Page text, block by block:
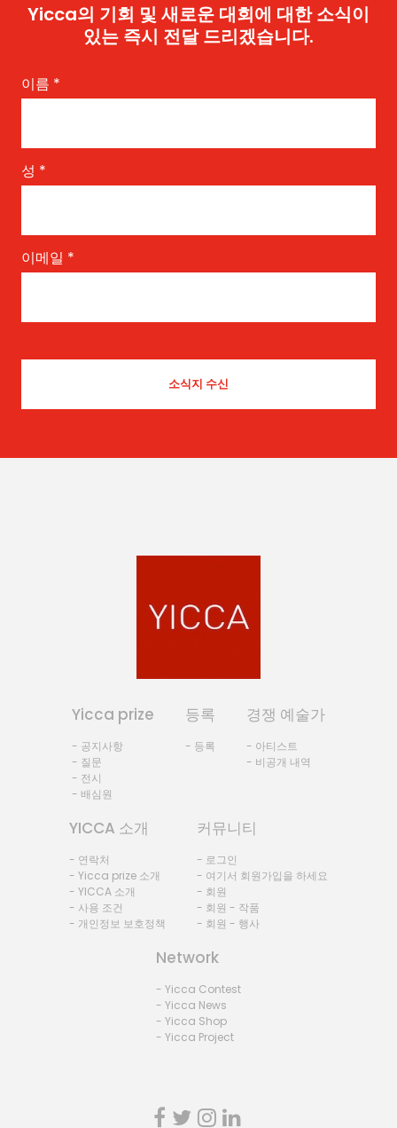
Yicca의 기회 및 새로운 대회에 대한 소식이
있는 즉시 전달 드리겠습니다.
이름 *
성 *
이메일 *
Yicca prize
- 공지사항
- 질문
- 전시
- 배심원
등록
- 등록
경쟁 예술가
- 아티스트
- 비공개 내역
YICCA 소개
- 연락처
- Yicca prize 소개
- YICCA 소개
- 사용 조건
- 개인정보 보호정책
커뮤니티
- 로그인
- 여기서 회원가입을 하세요
- 회원
- 회원 - 작품
- 회원 - 행사
Network
- Yicca Contest
- Yicca News
- Yicca Shop
- Yicca Project